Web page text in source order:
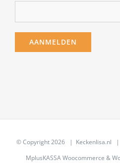
© Copyright2026 | Keckenlisa.nl |
MplusKASSA Woocommerce &